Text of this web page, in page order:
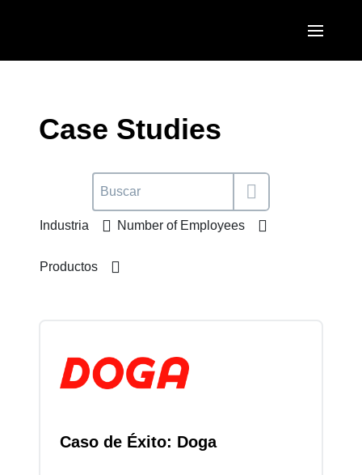
United States (English)
Canada (Français)
México (Español)
EUROPE
France (Français)
Deutschland (Deutsch)
Denmark (English)
ASIA PACIFIC
Australia (English)
Case Studies
Industria Number of Employees
Productos
Caso de Éxito: Doga